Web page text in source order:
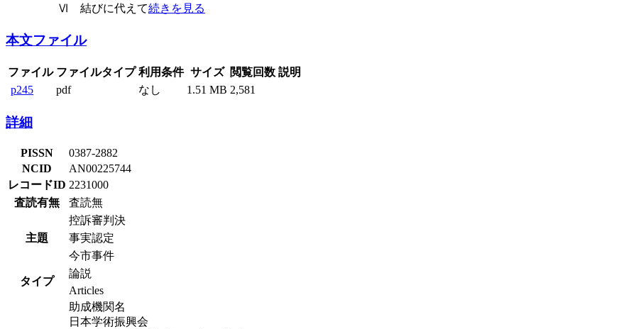
Ⅵ 結びに代えて続きを見る
本文ファイル
ファイル ファイルタイプ 利用条件 サイズ 閲覧回数 説明
p245
pdf なし 1.51 MB 2,581
詳細
PISSN
0387-2882
NCID
AN00225744
レコードID 2231000
査読有無
査読無
主題
控訴審判決
事実認定
今市事件
タイプ
論説
Articles
助成機関名
日本学術振興会